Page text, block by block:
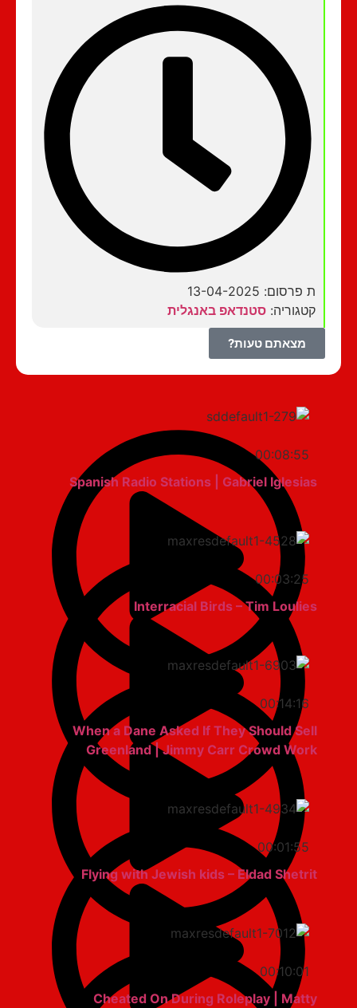
ת פרסום: 13-04-2025
קטגוריה:סטנדאפ באנגלית
מצאתם טעות?
00:08:55
Spanish Radio Stations | Gabriel Iglesias
00:03:25
Interracial Birds – Tim Loulies
00:14:16
When a Dane Asked If They Should Sell
Greenland | Jimmy Carr Crowd Work
00:01:55
Flying with Jewish kids – Eldad Shetrit
00:10:01
Cheated On During Roleplay | Matty